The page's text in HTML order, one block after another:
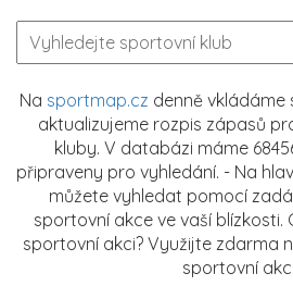
Na sportmap.cz denně
aktualizujeme rozpis zápasů
kluby. V databázi máme
připraveny pro vyhledání. - Na
můžete vyhledat pomocí
sportovní akce ve vaší blízkosti.
sportovní akci? Využijte zdarma
sportovní